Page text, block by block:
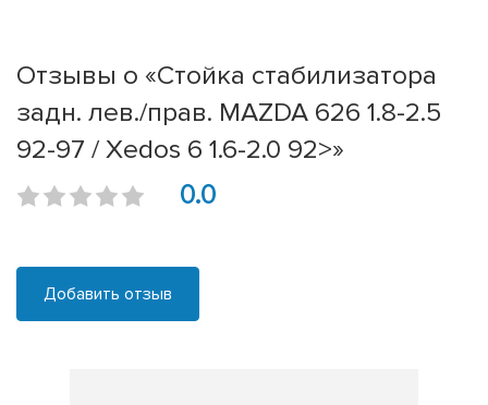
Отзывы о «Стойка стабилизатора
задн. лев./прав. MAZDA 626 1.8-2.5
92-97 / Xedos 6 1.6-2.0 92>»
0.0
Добавить отзыв